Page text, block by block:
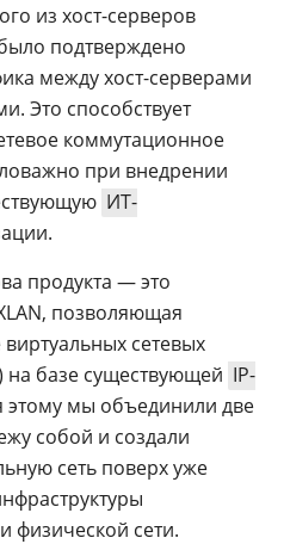
из хост-серверов
подтверждено
между хост-серверами
Это способствует
коммутационное
при внедрении
ИТ-
продукта — это
позволяющая
сетевых
на базе существующей IP-
этому мы объединили две
собой и создали
сеть поверх уже
физической сети.